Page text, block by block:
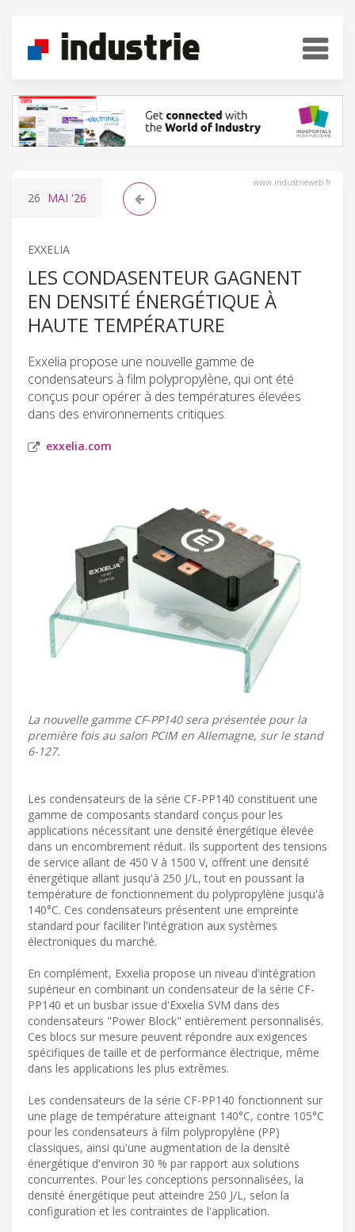
www.industrieweb.fr
26 MAI '26
EXXELIA
LES CONDASENTEUR GAGNENT
EN DENSITÉ ÉNERGÉTIQUE À
HAUTE TEMPÉRATURE
Exxelia propose une nouvelle gamme de
condensateurs à film polypropylène, qui ont été
conçus pour opérer à des températures élevées
dans des environnements critiques.
exxelia.com
La nouvelle gamme CF-PP140 sera présentée pour la
première fois au salon PCIM en Allemagne, sur le stand
6-127.
Les condensateurs de la série CF-PP140 constituent une
gamme de composants standard conçus pour les
applications nécessitant une densité énergétique élevée
dans un encombrement réduit. Ils supportent des tensions
de service allant de 450 V à 1500 V, offrent une densité
énergétique allant jusqu'à 250 J/L, tout en poussant la
température de fonctionnement du polypropylène jusqu'à
140°C. Ces condensateurs présentent une empreinte
standard pour faciliter l'intégration aux systèmes
électroniques du marché.
En complément, Exxelia propose un niveau d'intégration
supérieur en combinant un condensateur de la série CF-
PP140 et un busbar issue d'Exxelia SVM dans des
condensateurs "Power Block" entièrement personnalisés.
Ces blocs sur mesure peuvent répondre aux exigences
spécifiques de taille et de performance électrique, même
dans les applications les plus extrêmes.
Les condensateurs de la série CF-PP140 fonctionnent sur
une plage de température atteignant 140°C, contre 105°C
pour les condensateurs à film polypropylène (PP)
classiques, ainsi qu'une augmentation de la densité
énergétique d'environ 30 % par rapport aux solutions
concurrentes. Pour les conceptions personnalisées, la
densité énergétique peut atteindre 250 J/L, selon la
configuration et les contraintes de l'application.